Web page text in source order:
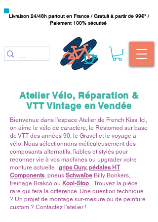
Livraison 24/48h partout en France / Gratuit à partir de 99€* /
Paiement 100% sécurisé
Atelier Vélo, Réparation &
VTT Vintage en Vendée
Bienvenue dans l'espace Atelier de French Kiss. Ici,
on aime le vélo de caractère, le Restomod sur base
de VTT des années 90, le Gravel et le voyage à
vélo. Nous sélectionnons méticuleusement des
composants alternatifs, fiables et stylés pour
redonner vie à vos machines ou upgrader votre
monture actuelle :grips Oury, pédales HT
Components, pneus Schwalbe Billy Bonkers,
freinage Brakco ou Kool-Stop... Trouvez la pièce
rare qui fera la différence. Une question technique
? Un projet de montage sur-mesure ou de peinture
custom ? Contactez l'atelier !